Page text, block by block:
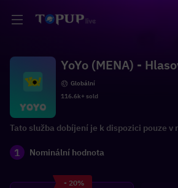
YoYo (MENA) -
stnost
Globální
116.6k+ sold
Tato služba dobíjení je k dispozici pouze v
1 Nominální hodnota
- 20%